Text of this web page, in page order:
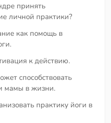
принять
личной практики?
как помощь в
к действию.
способствовать
мамы в жизни.
практику йоги в